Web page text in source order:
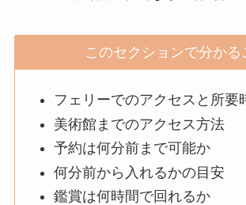
このセクションで分かる
フェリーでのアクセスと所要
美術館までのアクセス方法
予約は何分前まで可能か
何分前から入れるかの目安
鑑賞は何時間で回れるか